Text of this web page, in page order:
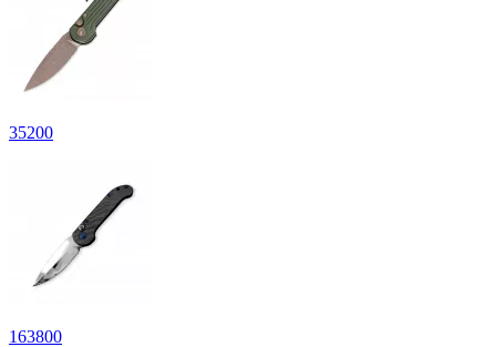
35200
163800